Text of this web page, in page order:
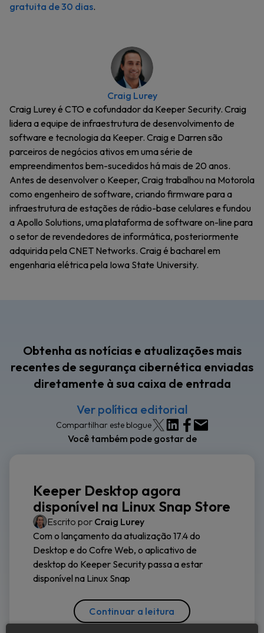
gratuita de 30 dias.
Craig Lurey
Craig Lurey é CTO e cofundador da Keeper Security. Craig
lidera a equipe de infraestrutura de desenvolvimento de
software e tecnologia da Keeper. Craig e Darren são
parceiros de negócios ativos em uma série de
empreendimentos bem-sucedidos há mais de 20 anos.
Antes de desenvolver o Keeper, Craig trabalhou na Motorola
como engenheiro de software, criando firmware para a
infraestrutura de estações de rádio-base celulares e fundou
a Apollo Solutions, uma plataforma de software on-line para
o setor de revendedores de informática, posteriormente
adquirida pela CNET Networks. Craig é bacharel em
engenharia elétrica pela Iowa State University.
Obtenha as notícias e atualizações mais
recentes de segurança cibernética enviadas
diretamente à sua caixa de entrada
Ver política editorial
Compartilhar este blogue
Você também pode gostar de
Keeper Desktop agora
disponível na Linux Snap Store
Escrito por Craig Lurey
Com o lançamento da atualização 17.4 do
Desktop e do Cofre Web, o aplicativo de
desktop do Keeper Security passa a estar
disponível na Linux Snap
Continuar a leitura